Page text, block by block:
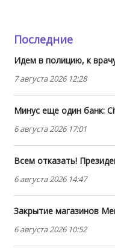
Последние
Идем в полицию, к
7 августа 2026 12:28
Минус еще один банк:
6 августа 2026 17:01
Всем отказать!
6 августа 2026 14:47
Закрытие магазинов
6 августа 2026 10:52